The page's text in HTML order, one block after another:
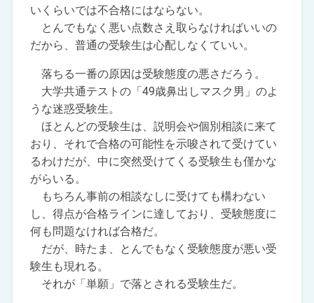
いくらいでは不合格にはならない。
とんでもなく悪い点数さえ取らなければいいの
だから、普通の受験生は心配しなくていい。
落ちる一番の原因は受験態度の悪さだろう。
大学共通テストの「49歳鼻出しマスク男」のよ
うな迷惑受験生。
ほとんどの受験生は、説明会や個別相談に来て
おり、それで合格の可能性を示唆されて受けてい
るわけだが、中に突然受けてくる受験生も僅かな
がらいる。
もちろん事前の相談なしに受けても構わない
し、得点が合格ラインに達しており、受験態度に
何も問題なければ合格だ。
だが、時たま、とんでもなく受験態度が悪い受
験生も現れる。
それが「単願」で落とされる受験生だ。